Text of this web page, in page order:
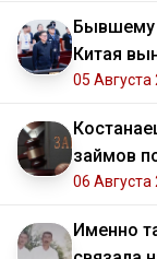
Бывшему
Китая
05 Августа
займов
06 Августа
Именно